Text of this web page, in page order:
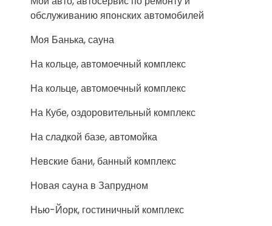
обслуживанию японских автомобилей
Моя Банька, сауна
На кольце, автомоечный комплекс
На кольце, автомоечный комплекс
На Кубе, оздоровительный комплекс
На сладкой базе, автомойка
Невские бани, банный комплекс
Новая сауна в Запрудном
Нью-Йорк, гостиничный комплекс